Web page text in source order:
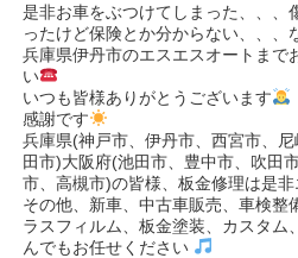
是非お車をぶつけてしまった、、、
ったけど保険とか分からない、、、
兵庫県伊丹市のエスエスオートまで
い
いつも皆様ありがとうございます
感謝です
兵庫県(神戸市、伊丹市、西宮市、
田市)大阪府(池田市、豊中市、吹田
市、高槻市)の皆様、板金修理は是非
その他、新車、中古車販売、車検整
ラスフィルム、板金塗装、カスタム
んでもお任せください